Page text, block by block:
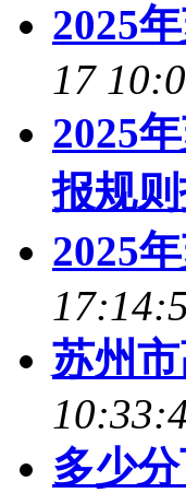
2025
17
2025
报规
2025
苏州
多少